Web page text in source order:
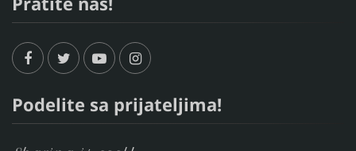
Canon EOS 90D Nikon Z6, Test